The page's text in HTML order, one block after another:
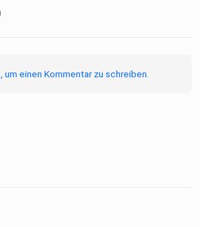
um einen Kommentar zu schreiben.